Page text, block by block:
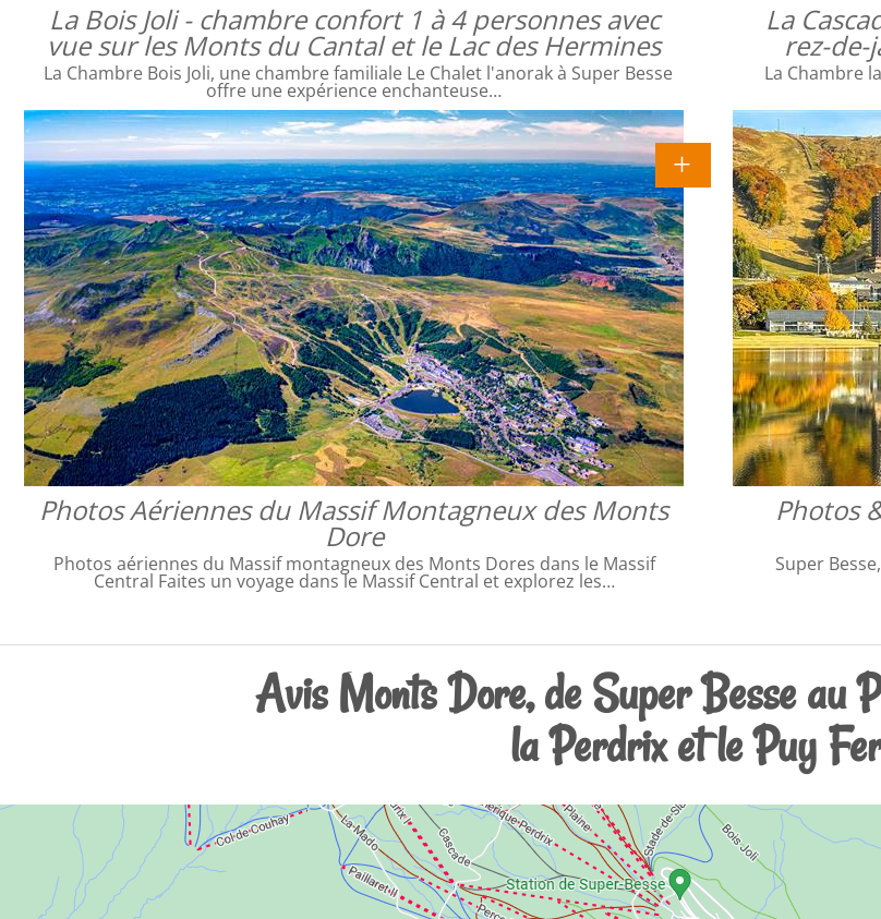
La Bois Joli - chambre confort 1 à 4 personnes avec
vue sur les Monts du Cantal et le Lac des Hermines
La Chambre Bois Joli, une chambre familiale Le Chalet l'anorak à Super Besse
offre une expérience enchanteuse…
La
rez-de-
La Chambre
Photos Aériennes du Massif Montagneux des Monts
Dore
Photos aériennes du Massif montagneux des Monts Dores dans le Massif
Central Faites un voyage dans le Massif Central et explorez les…
Photos
Super
Avis Monts Dore, de Super Besse au
la Perdrix et le Puy